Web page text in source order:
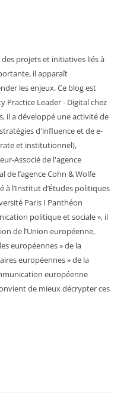
projets et initiatives liés à
il apparaît
les enjeux. Ce blog est
Practice Leader - Digital chez
il a développé une activité de
d'influence et de e-
et institutionnel),
Associé de l'agence
de l’agence Cohn & Wolfe
à l’Institut d’Études politiques
Paris I Panthéon
politique et sociale », il
de l’Union européenne,
européennes » de la
européennes » de la
européenne
de mieux décrypter ces